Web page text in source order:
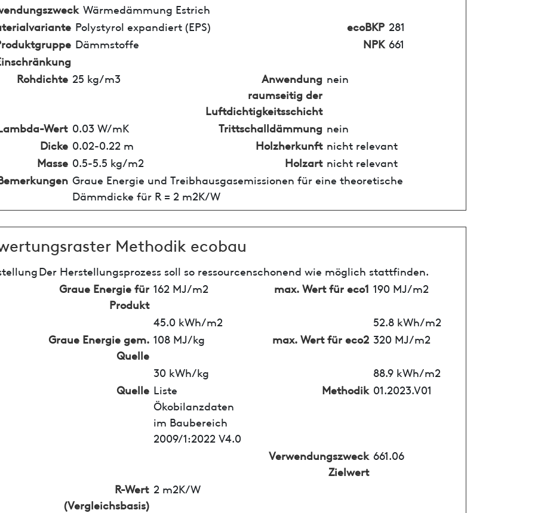
Wärmedämmung Estrich
Polystyrol expandiert (EPS) ecoBKP 281
Dämmstoffe NPK 661
Rohdichte 25 kg/m3
Anwendung
raumseitig der
Luftdichtigkeitsschicht
nein
Wert 0.03 W/mK Trittschalldämmung nein
Dicke 0.02-0.22 m Holzherkunft nicht relevant
Masse 0.5-5.5 kg/m2 Holzart nicht relevant
Graue Energie und Treibhausgasemissionen für eine theoretische
Dämmdicke für R = 2 m2K/W
Methodik ecobau
Der Herstellungsprozess soll so ressourcenschonend wie möglich stattfinden.
Graue Energie für
Produkt
162 MJ/m2 max. Wert für eco1 190 MJ/m2
45.0 kWh/m2
52.8 kWh/m2
Graue Energie gem.
Quelle
108 MJ/kg max. Wert für eco2 320 MJ/m2
30 kWh/kg
88.9 kWh/m2
Quelle Liste
Ökobilanzdaten
im Baubereich
2009/1:2022 V4.0
Methodik 01.2023.V01
Verwendungszweck
Zielwert
661.06
R-Wert
(Vergleichsbasis)
2 m2K/W